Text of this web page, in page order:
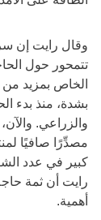
وقال رايت إن
تتمحور حول
الخاص بمزيد من
بشدة، منذ بدء
والزراعي.
مصدِّرًا صافيًا
كبير في عدد
رايت أن ثمة
أهمية.